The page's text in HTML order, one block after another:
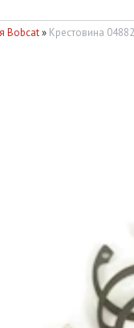
Bobcat» Крестовина